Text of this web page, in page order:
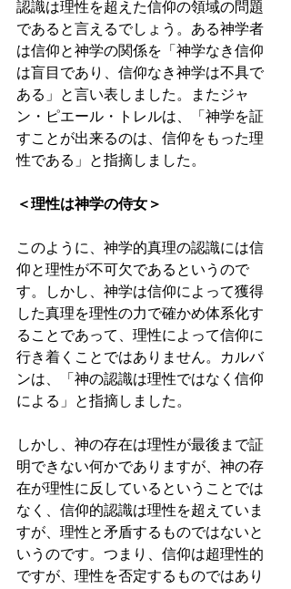
認識は理性を超えた信仰の領域の問題
であると言えるでしょう。ある神学者
は信仰と神学の関係を「神学なき信仰
は盲目であり、信仰なき神学は不具で
ある」と言い表しました。またジャ
ン・ピエール・トレルは、「神学を証
すことが出来るのは、信仰をもった理
性である」と指摘しました。
＜理性は神学の侍女＞
このように、神学的真理の認識には信
仰と理性が不可欠であるというので
す。しかし、神学は信仰によって獲得
した真理を理性の力で確かめ体系化す
ることであって、理性によって信仰に
行き着くことではありません。カルバ
ンは、「神の認識は理性ではなく信仰
による」と指摘しました。
しかし、神の存在は理性が最後まで証
明できない何かでありますが、神の存
在が理性に反しているということでは
なく、信仰的認識は理性を超えていま
すが、理性と矛盾するものではないと
いうのです。つまり、信仰は超理性的
ですが、理性を否定するものではあり